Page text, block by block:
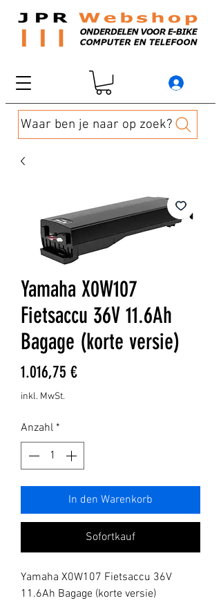
Waar ben je naar op zoek?
Yamaha X0W107
Fietsaccu 36V 11.6Ah
Bagage (korte versie)
1.016,75 €Preis
inkl. MwSt.
Anzahl *
In den Warenkorb
Sofortkauf
Yamaha X0W107 Fietsaccu 36V
11.6Ah Bagage (korte versie)